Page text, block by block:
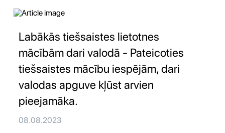
Labākās tiešsaistes lietotnes
mācībām dari valodā - Pateicoties
tiešsaistes mācību iespējām, dari
valodas apguve kļūst arvien
pieejamāka.
08.08.2023